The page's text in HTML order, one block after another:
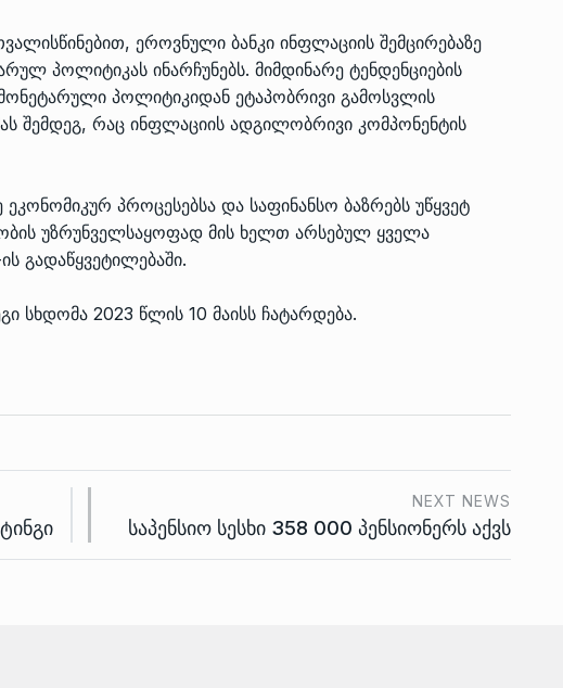
ეროვნული ბანკი ინფლაციის შემცირებაზე
პოლიტიკას ინარჩუნებს. მიმდინარე ტენდენციების
მონეტარული პოლიტიკიდან ეტაპობრივი გამოსვლის
შემდეგ, რაც ინფლაციის ადგილობრივი კომპონენტის
პროცესებსა და საფინანსო ბაზრებს უწყვეტ
უზრუნველსაყოფად მის ხელთ არსებულ ყველა
გადაწყვეტილებაში.
სხდომა 2023 წლის 10 მაისს ჩატარდება.
NEXT NEWS
საპენსიო სესხი 358 000 პენსიონერს აქვს